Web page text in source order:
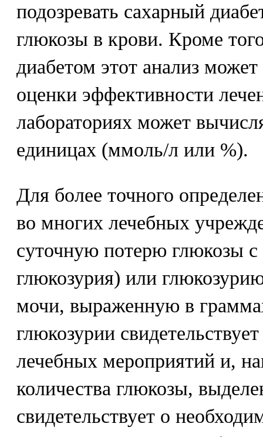
подозревать сахарный
глюкозы в крови. Кроме
диабетом этот анализ может
оценки эффективности
лабораториях может
единицах (ммоль/л или %).
Для более точного
во многих лечебных
суточную потерю глюкозы с
глюкозурия) или
мочи, выраженную в
глюкозурии
лечебных мероприятий и,
количества глюкозы,
свидетельствует о